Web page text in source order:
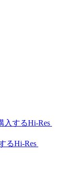
Hi-Res
Hi-Res